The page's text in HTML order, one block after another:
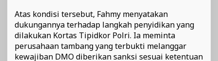
Atas kondisi tersebut, Fahmy menyatakan
dukungannya terhadap langkah penyidikan yang
dilakukan Kortas Tipidkor Polri. Ia meminta
perusahaan tambang yang terbukti melanggar
kewajiban DMO diberikan sanksi sesuai ketentuan